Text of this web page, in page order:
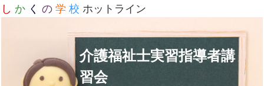
し か く の 学 校 ホットライン
介護福祉士実習指導者講
習会